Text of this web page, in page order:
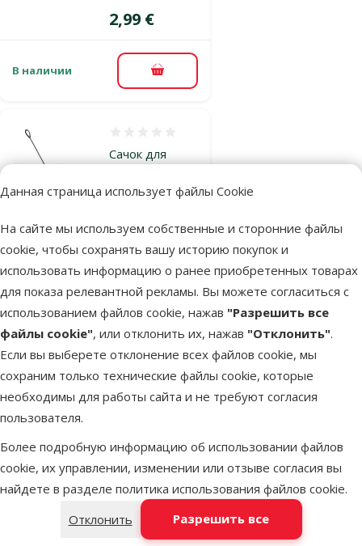
Данная страница использует файлы Cookie
На сайте мы используем собственные и сторонние файлы
cookie, чтобы сохранять вашу историю покупок и
использовать информацию о ранее приобретенных товарах
для показа релевантной рекламы. Вы можете согласиться с
использованием файлов cookie, нажав "Разрешить все
файлы cookie", или отклонить их, нажав "Отклонить".
Если вы выберете отклонение всех файлов cookie, мы
сохраним только технические файлы cookie, которые
необходимы для работы сайта и не требуют согласия
пользователя.
Более подробную информацию об использовании файлов
cookie, их управлении, изменении или отзыве согласия вы
найдете в разделе политика использования файлов cookie.
Отклонить
Разрешить все
Цена
2,99 €
В наличии В корзину
Сачок для
Marina Easy
(black), 20 x 40
см
Цена
3,49 €
В наличии В корзину
транспортировки
cm, 1 шт.
Оценка 0%
Цена
0,39 €